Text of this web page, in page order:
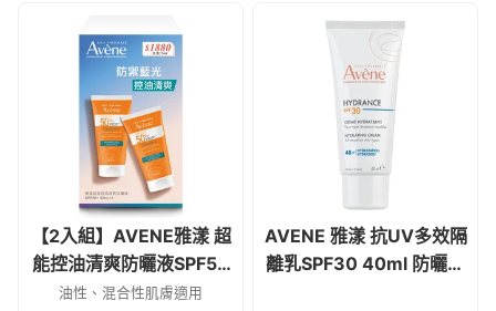
【2入組】AVENE雅漾 超
能控油清爽防曬液SPF50
＋50ml*2
油性、混合性肌膚適用
AVENE 雅漾 抗UV多效隔
離乳SPF30 40ml 防曬保